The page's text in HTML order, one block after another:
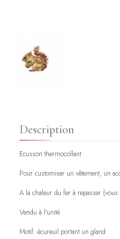
Description
Ecusson thermocollant
Pour customiser un vêtement, un
A la chaleur du fer à repasser
Vendu à l'unité
Motif: écureuil portant un gland